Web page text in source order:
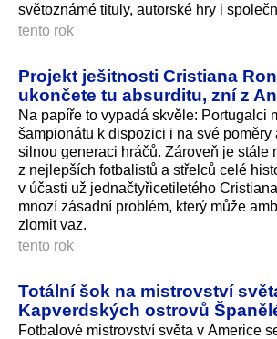
světoznámé tituly, autorské hry i
tento rok
Projekt ješitnosti Cristiana
ukončete tu absurditu, zní z
Na papíře to vypadá skvěle: Portugalci
šampionátu k dispozici i na své poměry
silnou generaci hráčů. Zároveň je stále
z nejlepších fotbalistů a střelců celé
v účasti už jednačtyřiceti­letého
mnozí zásadní problém, který může
zlomit vaz.
tento rok
Totální šok na mistrovství
Kapverdských ostrovů
Fotbalové mistrovství světa v Americe